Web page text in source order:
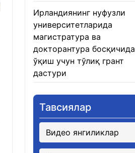
Ирландиянинг нуфузли
университетларида
магистратура ва
докторантура босқичида
ўқиш учун тўлиқ грант
дастури
Тавсиялар
Видео янгиликлар